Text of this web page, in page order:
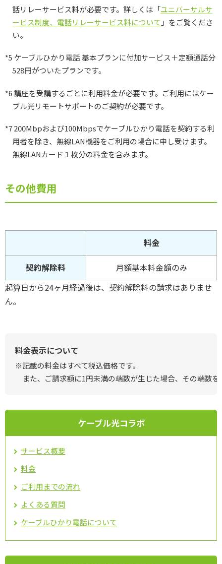
話リレーサービス料が必要です。詳しくは「ユニバーサルサ
ービス制度、電話リレーサービス料について 」をご覧くださ
い。
*5 ケーブルひかり電話 基本プランに付加サービス＋定額通話分
528円がついたプランです。
*6 講座を受講するごとに利用料金が必要です。ご利用にはケー
ブル光リモートサポートのご契約が必要です。
*7 200Mbpおよび100Mbpsでケーブルひかり電話を契約する利
用者を除き、無線LAN機器をご利用の場合に申し受けます。
無線LANカード１枚分の料金を含みます。
その他費用
料金
契約解除料
月額基本料金額のみ
起算日から24ヶ月経過後は、契約解除料の請求はありませ
ん。
料金表示について
※記載の料金はすべて税込価格です。
また、ご請求額に1円未満の端数が生じた場合、その端数
ケーブル光コラボ
サービス概要
料金
ご利用までの流れ
よくある質問
ケーブルひかり電話について